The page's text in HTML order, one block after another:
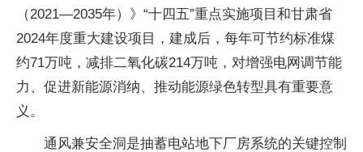
（2021—2035年）》“十四五”重点实施项目和甘肃省
2024年度重大建设项目，建成后，每年可节约标准煤
约71万吨，减排二氧化碳214万吨，对增强电网调节能
力、促进新能源消纳、推动能源绿色转型具有重要意
义。
通风兼安全洞是抽蓄电站地下厂房系统的关键控制